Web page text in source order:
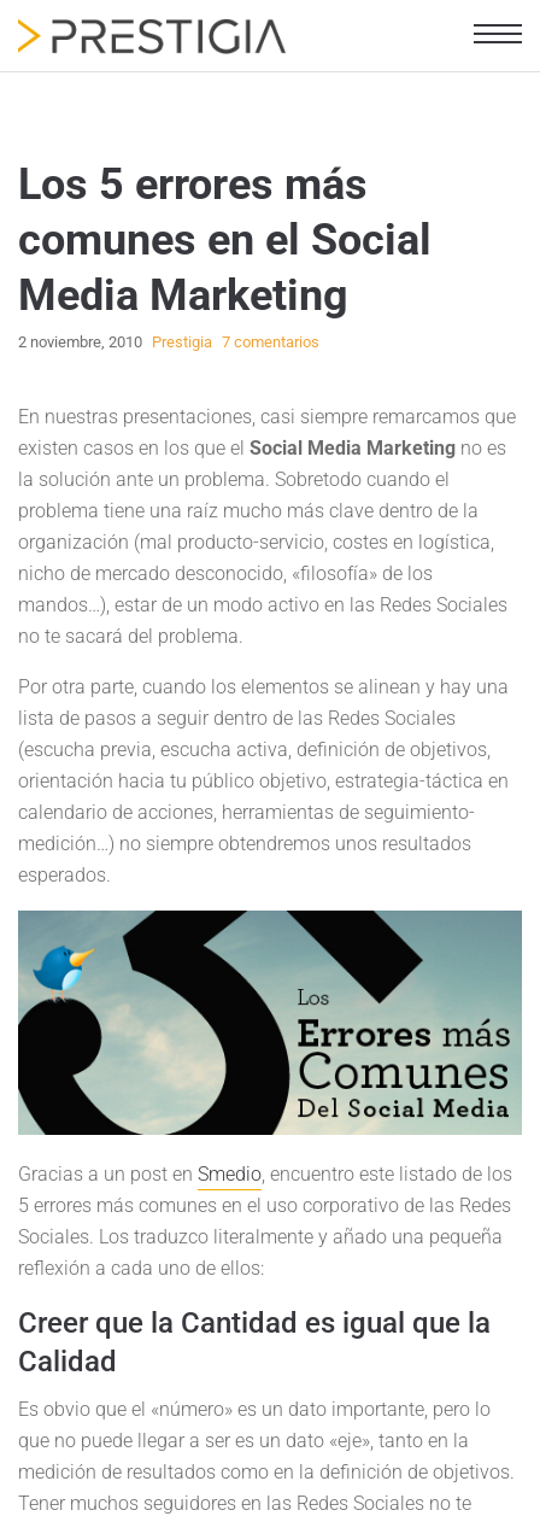
Los 5 errores más
comunes en el Social
Media Marketing
2 noviembre, 2010 Prestigia 7 comentarios
En nuestras presentaciones, casi siempre remarcamos que
existen casos en los que el Social Media Marketing no es
la solución ante un problema. Sobretodo cuando el
problema tiene una raíz mucho más clave dentro de la
organización (mal producto-servicio, costes en logística,
nicho de mercado desconocido, «filosofía» de los
mandos…), estar de un modo activo en las Redes Sociales
no te sacará del problema.
Por otra parte, cuando los elementos se alinean y hay una
lista de pasos a seguir dentro de las Redes Sociales
(escucha previa, escucha activa, definición de objetivos,
orientación hacia tu público objetivo, estrategia-táctica en
calendario de acciones, herramientas de seguimiento-
medición…) no siempre obtendremos unos resultados
esperados.
Gracias a un post en Smedio , encuentro este listado de los
5 errores más comunes en el uso corporativo de las Redes
Sociales. Los traduzco literalmente y añado una pequeña
reflexión a cada uno de ellos:
Creer que la Cantidad es igual que la
Calidad
Es obvio que el «número» es un dato importante, pero lo
que no puede llegar a ser es un dato «eje», tanto en la
medición de resultados como en la definición de objetivos.
Tener muchos seguidores en las Redes Sociales no te